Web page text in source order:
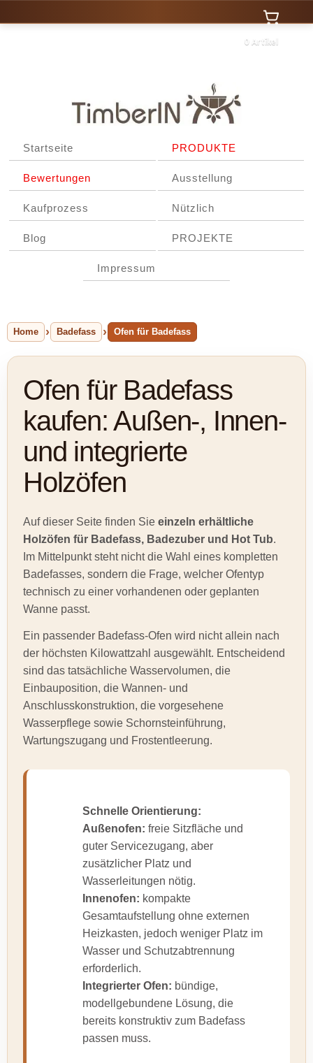
0 Artikel
Startseite PRODUKTE
Bewertungen Ausstellung
Kaufprozess Nützlich
Blog PROJEKTE
Impressum
Home Badefass Ofen für Badefass
Ofen für Badefass
kaufen: Außen-, Innen-
und integrierte
Holzöfen
Auf dieser Seite finden Sie einzeln erhältliche
Holzöfen für Badefass, Badezuber und Hot Tub.
Im Mittelpunkt steht nicht die Wahl eines kompletten
Badefasses, sondern die Frage, welcher Ofentyp
technisch zu einer vorhandenen oder geplanten
Wanne passt.
Ein passender Badefass-Ofen wird nicht allein nach
der höchsten Kilowattzahl ausgewählt. Entscheidend
sind das tatsächliche Wasservolumen, die
Einbauposition, die Wannen- und
Anschlusskonstruktion, die vorgesehene
Wasserpflege sowie Schornsteinführung,
Wartungszugang und Frostentleerung.
Schnelle Orientierung:
Außenofen: freie Sitzfläche und
guter Servicezugang, aber
zusätzlicher Platz und
Wasserleitungen nötig.
Innenofen: kompakte
Gesamtaufstellung ohne externen
Heizkasten, jedoch weniger Platz im
Wasser und Schutzabtrennung
erforderlich.
Integrierter Ofen: bündige,
modellgebundene Lösung, die
bereits konstruktiv zum Badefass
passen muss.